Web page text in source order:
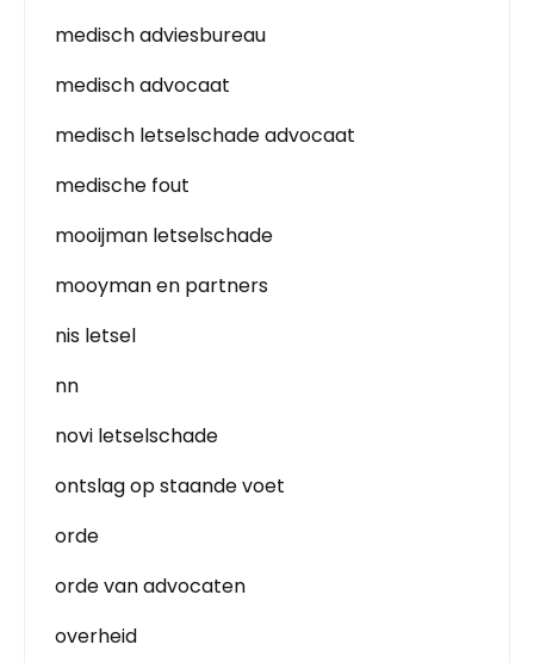
medisch adviesbureau
medisch advocaat
medisch letselschade advocaat
medische fout
mooijman letselschade
mooyman en partners
nis letsel
nn
novi letselschade
ontslag op staande voet
orde
orde van advocaten
overheid